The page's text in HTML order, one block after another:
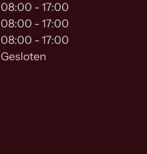
08:00 - 17:00
08:00 - 17:00
08:00 - 17:00
Gesloten